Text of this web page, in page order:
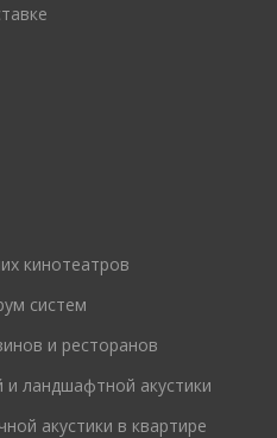
кинотеатров
систем
и ресторанов
и ландшафтной акустики
акустики в квартире